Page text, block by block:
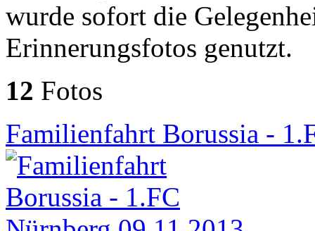
wurde sofort die
Erinnerungsfotos genutzt.
12 Fotos
Familienfahrt Borussia -